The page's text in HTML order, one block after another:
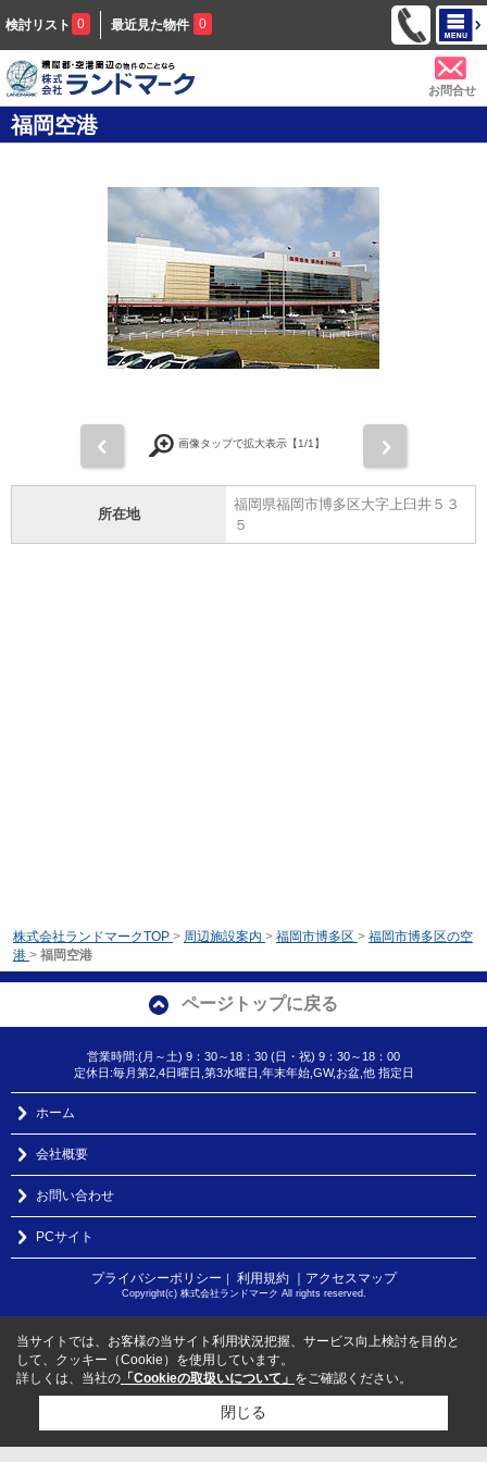
検討リスト 0 最近見た物件 0
お問合せ
福岡空港
画像タップで拡大表示【1/1】
所在地
福岡県福岡市博多区大字上臼井５３
５
株式会社ランドマークTOP > 周辺施設案内 > 福岡市博多区 > 福岡市博多区の空
港 > 福岡空港
ページトップに戻る
営業時間:(月～土) 9：30～18：30 (日・祝) 9：30～18：00
定休日:毎月第2,4日曜日,第3水曜日,年末年始,GW,お盆,他 指定日
ホーム
会社概要
お問い合わせ
PCサイト
プライバシーポリシー ｜ 利用規約 ｜アクセスマップ
Copyright(c) 株式会社ランドマーク All rights reserved.
当サイトでは、お客様の当サイト利用状況把握、サービス向上検討を目的と
して、クッキー（Cookie）を使用しています。
詳しくは、当社の 「Cookieの取扱いについて」 をご確認ください。
閉じる